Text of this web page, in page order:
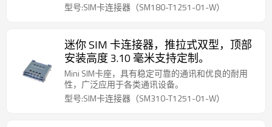
型号:SIM卡连接器（SM180-T1251-01-W）
迷你 SIM 卡连接器，推拉式双型，顶部
安装高度 3.10 毫米支持定制。
Mini SIM卡座，具有稳定可靠的通讯和优良的耐用
性，广泛应用于各类通讯设备。
型号:SIM卡连接器（SM310-T1251-01-W）